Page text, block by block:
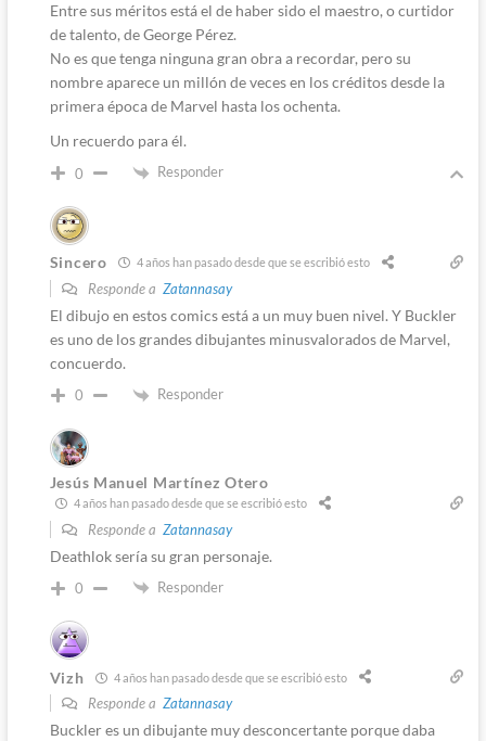
Entre sus méritos está el de haber sido el maestro, o curtidor
de talento, de George Pérez.
No es que tenga ninguna gran obra a recordar, pero su
nombre aparece un millón de veces en los créditos desde la
primera época de Marvel hasta los ochenta.
Un recuerdo para él.
0 Responder
Sincero 4 años han pasado desde que se escribió esto
Responde a Zatannasay
El dibujo en estos comics está a un muy buen nivel. Y Buckler
es uno de los grandes dibujantes minusvalorados de Marvel,
concuerdo.
0 Responder
Jesús Manuel Martínez Otero
4 años han pasado desde que se escribió esto
Responde a Zatannasay
Deathlok sería su gran personaje.
0 Responder
Vizh 4 años han pasado desde que se escribió esto
Responde a Zatannasay
Buckler es un dibujante muy desconcertante porque daba